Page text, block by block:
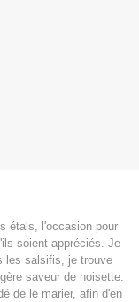
étals, l'occasion pour
soient appréciés. Je
les salsifis, je trouve
saveur de noisette.
de le marier, afin d'en